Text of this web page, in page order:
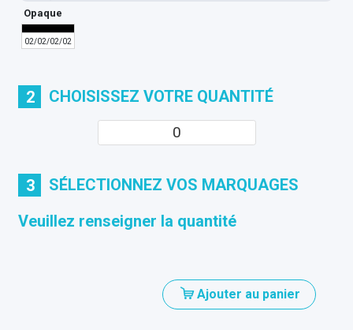
Opaque
02/02/02/02
2 CHOISISSEZ VOTRE QUANTITÉ
3
SÉLECTIONNEZ VOS MARQUAGES
Veuillez renseigner la quantité
Ajouter au panier